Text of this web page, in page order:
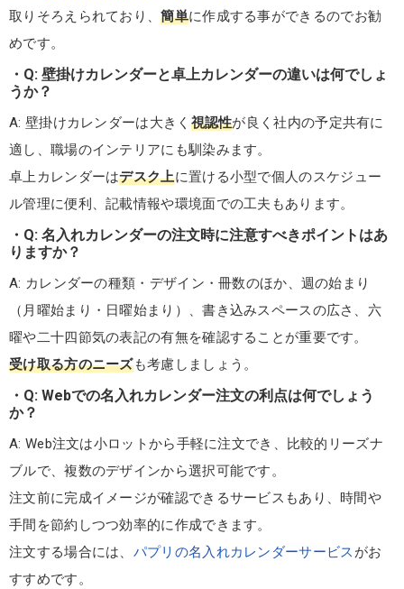
取りそろえられており、簡単に作成する事ができるのでお勧
めです。
Q: 壁掛けカレンダーと卓上カレンダーの違いは何でしょ
うか？
A: 壁掛けカレンダーは大きく 視認性が良く社内の予定共有に
適し、職場のインテリアにも馴染みます。
卓上カレンダーはデスク上に置ける小型で個人のスケジュー
ル管理に便利、記載情報や環境面での工夫もあります。
Q: 名入れカレンダーの注文時に注意すべきポイントはあ
りますか？
A: カレンダーの種類・デザイン・冊数のほか、週の始まり
（月曜始まり・日曜始まり）、書き込みスペースの広さ、六
曜や二十四節気の表記の有無を確認することが重要です。
受け取る方のニーズも考慮しましょう。
Q: Webでの名入れカレンダー注文の利点は何でしょう
か？
A: Web注文は小ロットから手軽に注文でき、比較的リーズナ
ブルで、複数のデザインから選択可能です。
注文前に完成イメージが確認できるサービスもあり、時間や
手間を節約しつつ効率的に作成できます。
注文する場合には、 パプリの名入れカレンダーサービス がお
すすめです。